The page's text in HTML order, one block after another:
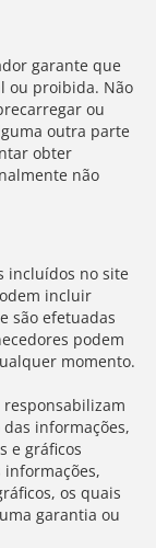
garante que
ou proibida. Não
ou
outra parte
obter
não
incluídos no site
incluir
são efetuadas
podem
momento.
informações,
e gráficos
os quais
garantia ou